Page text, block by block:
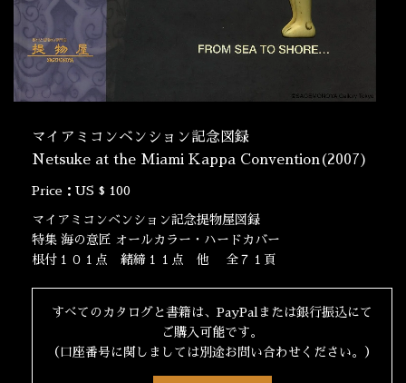
マイアミコンベンション記念図録
Netsuke at the Miami Kappa Convention(2007)
Price：US $ 100
マイアミコンベンション記念提物屋図録
特集 海の意匠 オールカラー・ハードカバー
根付１０１点 緒締１１点 他 全７１頁
すべてのカタログと書籍は、PayPalまたは銀行振込にて
ご購入可能です。
（口座番号に関しましては別途お問い合わせください。）